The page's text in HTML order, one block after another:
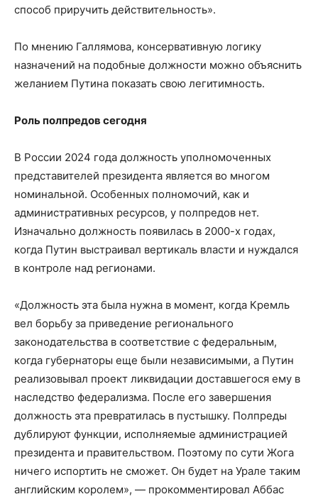
способ приручить действительность».
По мнению Галлямова, консервативную логику
назначений на подобные должности можно объяснить
желанием Путина показать свою легитимность.
Роль полпредов сегодня
В России 2024 года должность уполномоченных
представителей президента является во многом
номинальной. Особенных полномочий, как и
административных ресурсов, у полпредов нет.
Изначально должность появилась в 2000-х годах,
когда Путин выстраивал вертикаль власти и нуждался
в контроле над регионами.
«Должность эта была нужна в момент, когда Кремль
вел борьбу за приведение регионального
законодательства в соответствие с федеральным,
когда губернаторы еще были независимыми, а Путин
реализовывал проект ликвидации доставшегося ему в
наследство федерализма. После его завершения
должность эта превратилась в пустышку. Полпреды
дублируют функции, исполняемые администрацией
президента и правительством. Поэтому по сути Жога
ничего испортить не сможет. Он будет на Урале таким
английским королем», — прокомментировал Аббас